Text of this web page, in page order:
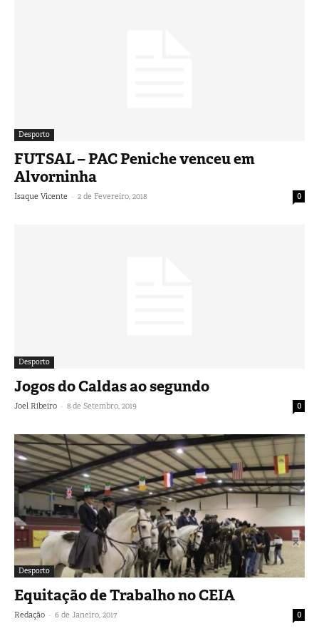
Desporto
FUTSAL – PAC Peniche venceu em
Alvorninha
Isaque Vicente - 2 de Fevereiro, 2018 0
Desporto
Jogos do Caldas ao segundo
Joel Ribeiro - 8 de Setembro, 2019 0
Desporto
Equitação de Trabalho no CEIA
Redação - 6 de Janeiro, 2017 0